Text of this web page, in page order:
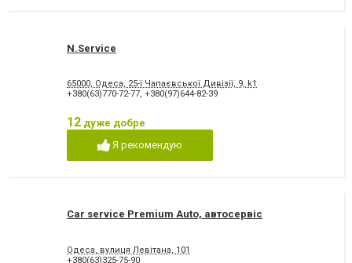
N.Service
65000, Одеса, 25-ї Чапаєвської Дивізії, 9, k1
+380(63)770-72-77, +380(97)644-82-39
12 дуже добре
Я рекомендую
Car service Premium Auto, автосервіс
Одеса, вулиця Левітана, 101
+380(63)325-75-90